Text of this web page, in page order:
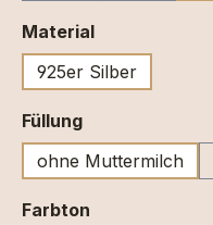
Materialauswählen
925er Silber
Füllungauswählen
ohne Muttermilch
Farbton